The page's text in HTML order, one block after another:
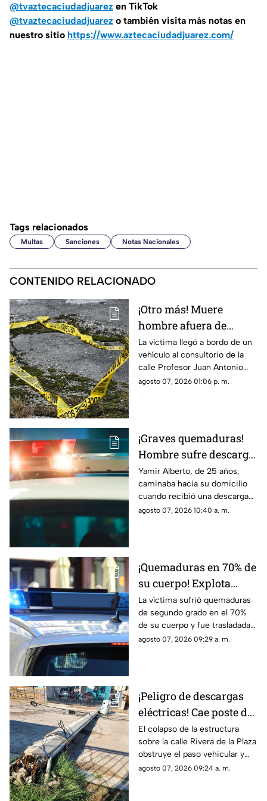
@tvaztecaciudadjuarez en TikTok
@tvaztecaciudadjuarez o también visita más notas en
nuestro sitio https://www.aztecaciudadjuarez.com/
Tags relacionados
Multas Sanciones Notas Nacionales
CONTENIDO RELACIONADO
¡Otro más! Muere
hombre afuera de
farmacia tras sufrir
una descarga eléctrica
en Ciudad Juárez
La víctima llegó a bordo de un
vehículo al consultorio de la
calle Profesor Juan Antonio
Pedroza para pedir auxilio,
agosto 07, 2026 01:06 p. m.
¡Graves quemaduras!
Hombre sufre descarga
eléctrica por pisar
cable expuesto en
banqueta de Ciudad
Juárez
Yamir Alberto, de 25 años,
caminaba hacia su domicilio
cuando recibió una descarga
eléctrica; fue trasladado de
agosto 07, 2026 10:40 a. m.
¡Quemaduras en 70% de
su cuerpo! Explota
tanque de gas en
Parajes del Sur y deja a
una persona grave
La víctima sufrió quemaduras
de segundo grado en el 70%
de su cuerpo y fue trasladada
de urgencia al Hospital General
agosto 07, 2026 09:29 a. m.
¡Peligro de descargas
eléctricas! Cae poste de
concreto tras
TORMENTAS y bloquea
calles en Ciudad Juárez
El colapso de la estructura
sobre la calle Rivera de la Plaza
obstruye el paso vehicular y
mantiene en alerta a los
agosto 07, 2026 09:24 a. m.